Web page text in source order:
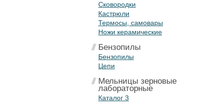
Сковородки
Кастрюли
Термосы, самовары
Ножи керамические
Бензопилы
Бензопилы
Цепи
Мельницы зерновые
лабораторные
Каталог 3